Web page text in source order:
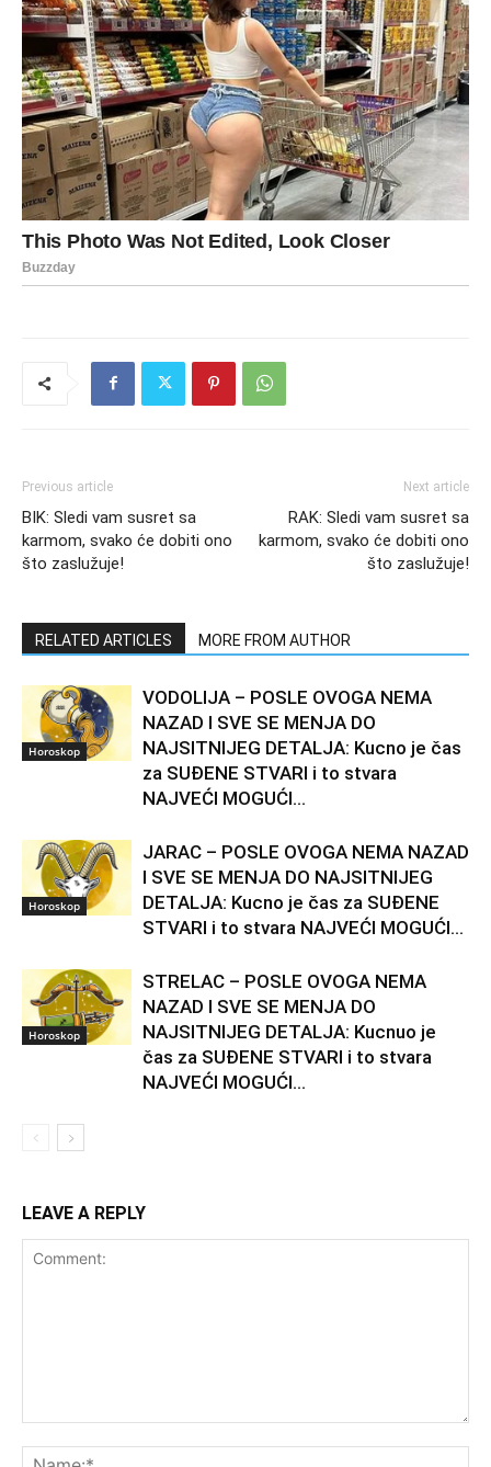
Previous article
BIK: Sledi vam susret sa
karmom, svako će dobiti ono
što zaslužuje!
Next article
RAK: Sledi vam susret sa
karmom, svako će dobiti ono
što zaslužuje!
RELATED ARTICLES MORE FROM AUTHOR
Horoskop
VODOLIJA – POSLE OVOGA NEMA
NAZAD I SVE SE MENJA DO
NAJSITNIJEG DETALJA: Kucno je čas
za SUĐENE STVARI i to stvara
NAJVEĆI MOGUĆI...
Horoskop
JARAC – POSLE OVOGA NEMA NAZAD
I SVE SE MENJA DO NAJSITNIJEG
DETALJA: Kucno je čas za SUĐENE
STVARI i to stvara NAJVEĆI MOGUĆI...
Horoskop
STRELAC – POSLE OVOGA NEMA
NAZAD I SVE SE MENJA DO
NAJSITNIJEG DETALJA: Kucnuo je
čas za SUĐENE STVARI i to stvara
NAJVEĆI MOGUĆI...
LEAVE A REPLY